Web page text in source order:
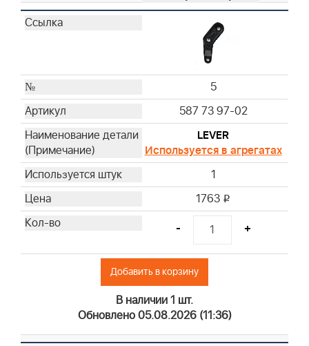
5
587 73 97-02
LEVER
Используется в агрегатах
1
1763 i
- +
Добавить в корзину
В наличии 1 шт.
Обновлено 05.08.2026 (11:36)